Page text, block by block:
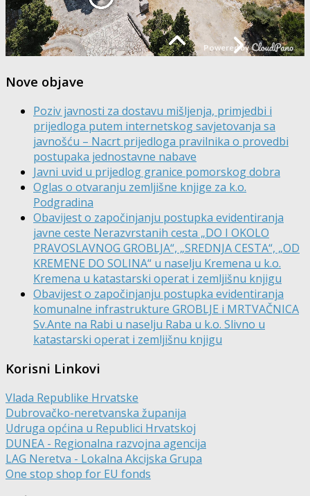
Nove objave
Poziv javnosti za dostavu mišljenja, primjedbi i
prijedloga putem internetskog savjetovanja sa
javnošću – Nacrt prijedloga pravilnika o provedbi
postupaka jednostavne nabave
Javni uvid u prijedlog granice pomorskog dobra
Oglas o otvaranju zemljišne knjige za k.o.
Podgradina
Obavijest o započinjanju postupka evidentiranja
javne ceste Nerazvrstanih cesta „DO I OKOLO
PRAVOSLAVNOG GROBLJA“, „SREDNJA CESTA“, „OD
KREMENE DO SOLINA“ u naselju Kremena u k.o.
Kremena u katastarski operat i zemljišnu knjigu
Obavijest o započinjanju postupka evidentiranja
komunalne infrastrukture GROBLJE i MRTVAČNICA
Sv.Ante na Rabi u naselju Raba u k.o. Slivno u
katastarski operat i zemljišnu knjigu
Korisni Linkovi
Vlada Republike Hrvatske
Dubrovačko-neretvanska županija
Udruga općina u Republici Hrvatskoj
DUNEA - Regionalna razvojna agencija
LAG Neretva - Lokalna Akcijska Grupa
One stop shop for EU fonds